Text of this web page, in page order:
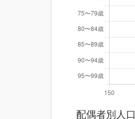
配偶者別人口